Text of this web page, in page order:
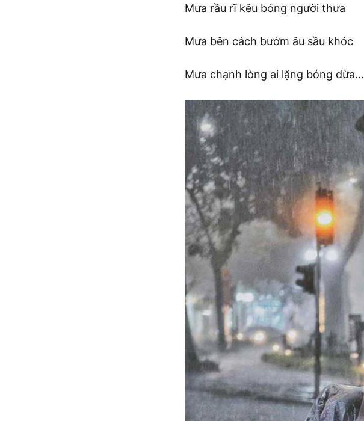
Mưa rầu rĩ kêu bóng người thưa
Mưa bên cách bướm âu sầu khóc
Mưa chạnh lòng ai lặng bóng dừa...